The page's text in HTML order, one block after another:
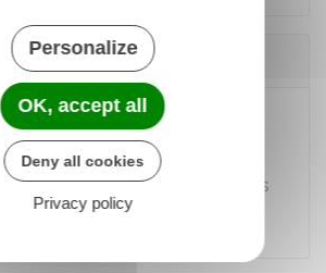
du contrôle médical
coûte 36 €
(Sécurité sociale) ne prend
frais du contrôle médical, ni les
complémentaires.
Personalize
OK, accept all
Deny all cookies
Privacy policy